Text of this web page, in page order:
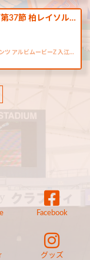
37節 柏レイソル…
ツ アルビムービーZ 入江…
Facebook
グッズ